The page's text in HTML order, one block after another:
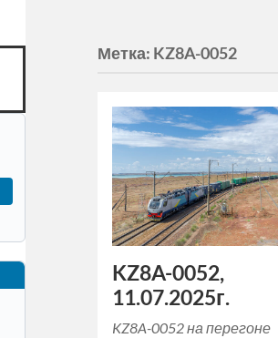
Метка: KZ8A-0052
KZ8A-0052,
11.07.2025г.
KZ8A-0052 на перегоне